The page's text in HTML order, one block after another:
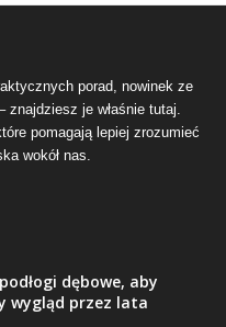
porad, nowinek ze
je właśnie tutaj.
pomagają lepiej zrozumieć
wokół nas.
dębowe, aby
wygląd przez lata